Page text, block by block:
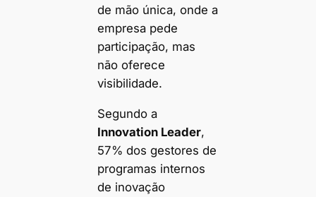
de mão única, onde a
empresa pede
participação, mas
não oferece
visibilidade.
Segundo a
Innovation Leader,
57% dos gestores de
programas internos
de inovação